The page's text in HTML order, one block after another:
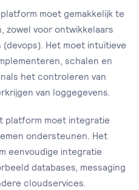
moet gemakkelijk te
zowel voor ontwikkelaars
Het moet intuïtieve
schalen en
het controleren van
van loggegevens.
platform moet integratie
ondersteunen. Het
eenvoudige integratie
databases, messaging
cloudservices.